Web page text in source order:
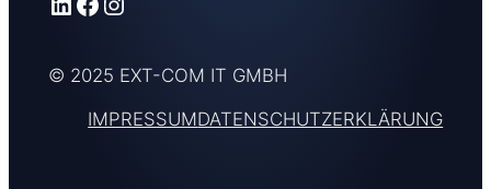
© 2025 EXT-COM IT GMBH
IMPRESSUMDATENSCHUTZERKLÄRUNG